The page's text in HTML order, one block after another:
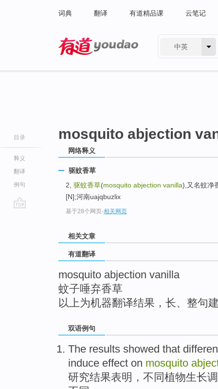
词典 翻译 有道精品课 云笔记
中英
目录
释义
翻译
例句
mosquito abjection
网络释义
驱蚊香草
2, 驱蚊香草(mosquito abjection vanilla),又名蚊净
[N];河南uajqbuzlix
基于28个网页-相关网页
相关文章
有道翻译
mosquito abjection vanilla
蚊子唾弃香草
以上为机器翻译结果，长、整句
双语例句
The results showed that
induce effect on mosquito
研究结果表明 ， 不同植物生长